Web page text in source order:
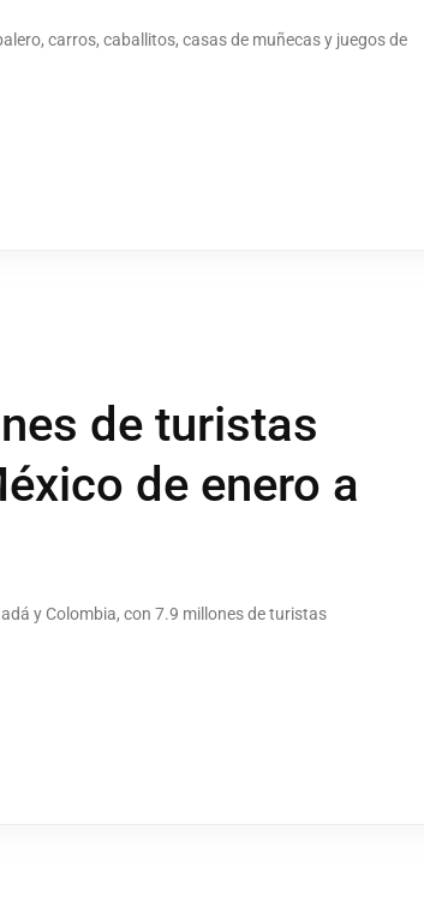
carros, caballitos, casas de muñecas y juegos de
de turistas
de enero a
y Colombia, con 7.9 millones de turistas